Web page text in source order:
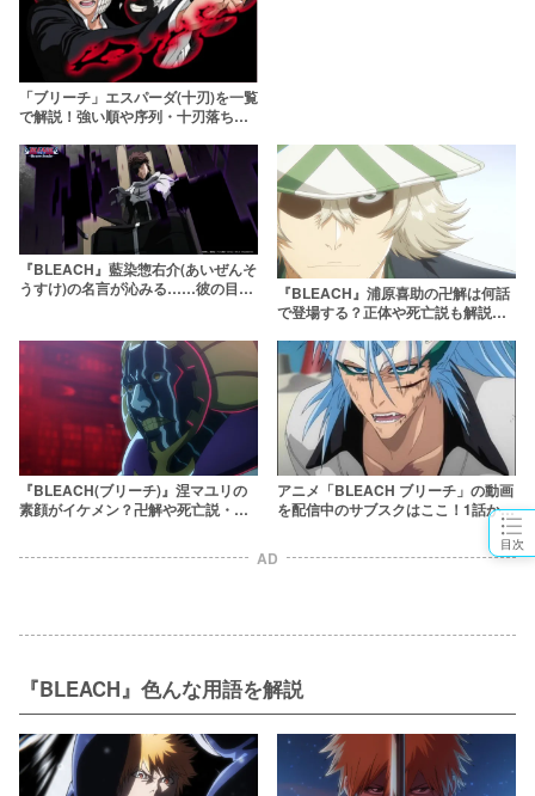
目次
「ブリーチ」エスパーダ(十刃)を一覧
で解説！強い順や序列・十刃落ちま
『BLEACH』藍染惣右介(あいぜんそ
うすけ)の名言が沁みる……彼の目的
『BLEACH』浦原喜助の卍解は何話
で登場する？正体や死亡説も解説
『BLEACH(ブリーチ)』涅マユリの
素顔がイケメン？卍解や死亡説・名
アニメ「BLEACH ブリーチ」の動画
を配信中のサブスクはここ！1話から
AD
『BLEACH』色んな用語を解説